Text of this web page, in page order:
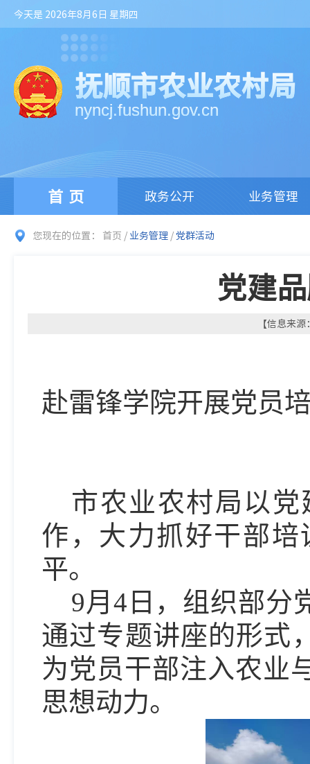
今天是 2026年8月6日 星期四
抚顺市农业农村局
nyncj.fushun.gov.cn
首页 政务公开 业务管理
您现在的位置： 首页 /业务管理 / 党群活动
党建
【信息来
赴雷锋学院开展党员
市农业农村局以
作，大力抓好干部
平。
9月4日，组织部分
通过专题讲座的形式
为党员干部注入农业
思想动力。